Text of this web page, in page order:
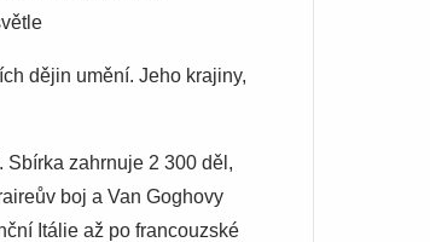
dějin umění. Jeho krajiny,
Sbírka zahrnuje 2 300 děl,
boj a Van Goghovy
Itálie až po francouzské